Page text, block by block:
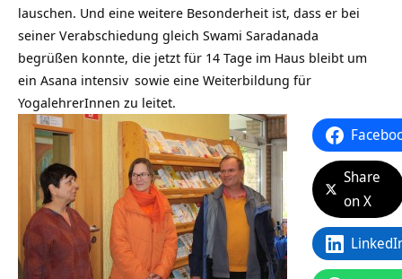
lauschen. Und eine weitere Besonderheit ist, dass er bei
seiner Verabschiedung gleich Swami Saradanada
begrüßen konnte, die jetzt für 14 Tage im Haus bleibt um
ein Asana intensiv sowie eine Weiterbildung für
YogalehrerInnen zu leitet.
Share
on X